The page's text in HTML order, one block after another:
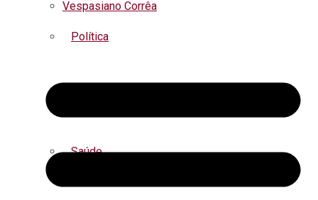
Política
Saúde
Vespasiano Corrêa